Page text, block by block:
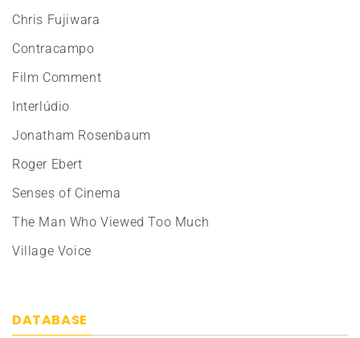
Chris Fujiwara
Contracampo
Film Comment
Interlúdio
Jonatham Rosenbaum
Roger Ebert
Senses of Cinema
The Man Who Viewed Too Much
Village Voice
DATABASE